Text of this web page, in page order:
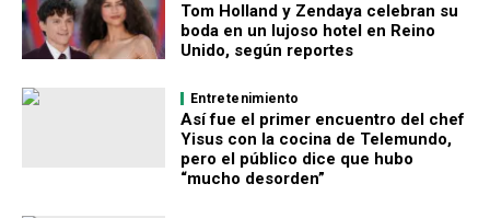
Tom Holland y Zendaya celebran su
boda en un lujoso hotel en Reino
Unido, según reportes
Entretenimiento
Así fue el primer encuentro del chef
Yisus con la cocina de Telemundo,
pero el público dice que hubo
“mucho desorden”